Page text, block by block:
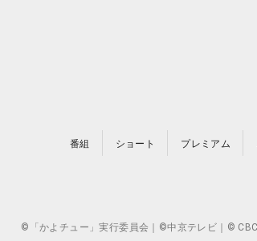
番組 ショート プレミアム
©「かよチュー」実行委員会｜©中京テレビ｜©